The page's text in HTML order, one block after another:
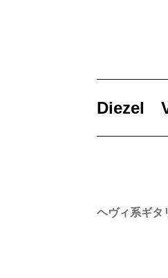
Diezel
ヘヴィ系ギタ